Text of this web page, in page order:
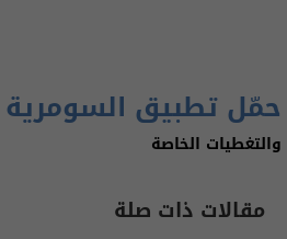
حمّل تطبيق السومرية
والتغطيات الخاصة
مقالات ذات صلة